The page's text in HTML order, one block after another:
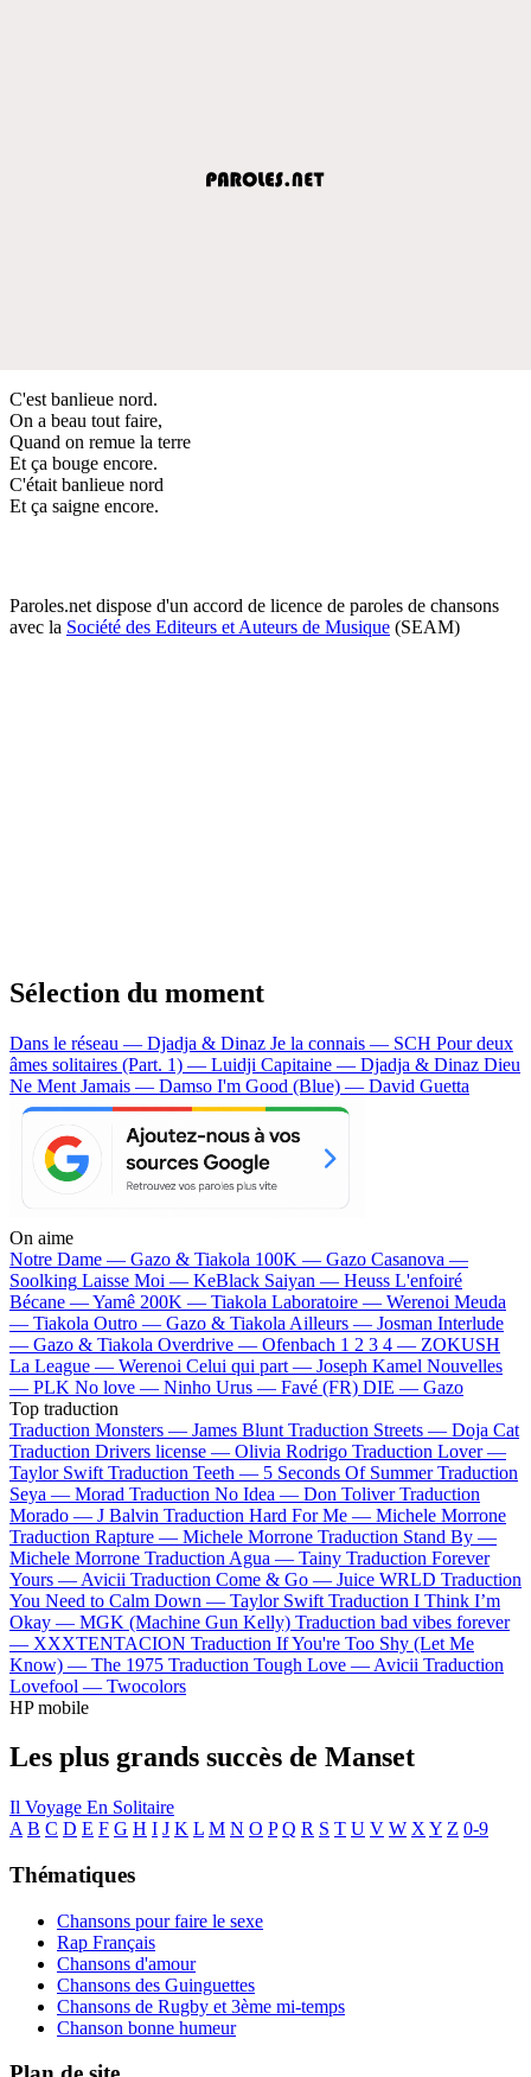
C'est banlieue nord.
On a beau tout faire,
Quand on remue la terre
Et ça bouge encore.
C'était banlieue nord
Et ça saigne encore.
Paroles.net dispose d'un accord de licence de paroles de chansons
avec la Société des Editeurs et Auteurs de Musique (SEAM)
Sélection du moment
Dans le réseau — Djadja & Dinaz Je la connais — SCH Pour deux
âmes solitaires (Part. 1) — Luidji Capitaine — Djadja & Dinaz Dieu
Ne Ment Jamais — Damso I'm Good (Blue) — David Guetta
On aime
Notre Dame — Gazo & Tiakola 100K — Gazo Casanova —
Soolking Laisse Moi — KeBlack Saiyan — Heuss L'enfoiré
Bécane —Yamê 200K — Tiakola Laboratoire — Werenoi Meuda
— Tiakola Outro — Gazo & Tiakola Ailleurs — Josman Interlude
— Gazo & Tiakola Overdrive — Ofenbach 1 2 3 4 — ZOKUSH
La League — Werenoi Celui qui part — Joseph Kamel Nouvelles
— PLK No love — Ninho Urus — Favé (FR) DIE — Gazo
Top traduction
Traduction Monsters — James Blunt Traduction Streets — Doja Cat
Traduction Drivers license — Olivia Rodrigo Traduction Lover —
Taylor Swift Traduction Teeth — 5 Seconds Of Summer Traduction
Seya — Morad Traduction No Idea — Don Toliver Traduction
Morado — J Balvin Traduction Hard For Me — Michele Morrone
Traduction Rapture — Michele Morrone Traduction Stand By —
Michele Morrone Traduction Agua — Tainy Traduction Forever
Yours — Avicii Traduction Come & Go — Juice WRLD Traduction
You Need to Calm Down — Taylor Swift Traduction I Think I’m
Okay — MGK (Machine Gun Kelly) Traduction bad vibes forever
— XXXTENTACION Traduction If You're Too Shy (Let Me
Know) — The 1975 Traduction Tough Love — Avicii Traduction
Lovefool — Twocolors
HP mobile
Les plus grands succès de Manset
Il Voyage En Solitaire
A B C D E F G H I J K L M N O P Q R S T U V W X Y Z 0-9
Thématiques
Chansons pour faire le sexe
Rap Français
Chansons d'amour
Chansons des Guinguettes
Chansons de Rugby et 3ème mi-temps
Chanson bonne humeur